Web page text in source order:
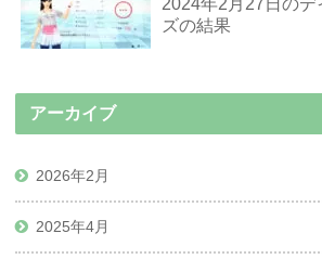
2024年2月27日のデ
ズの結果
アーカイブ
2026年2月
2025年4月